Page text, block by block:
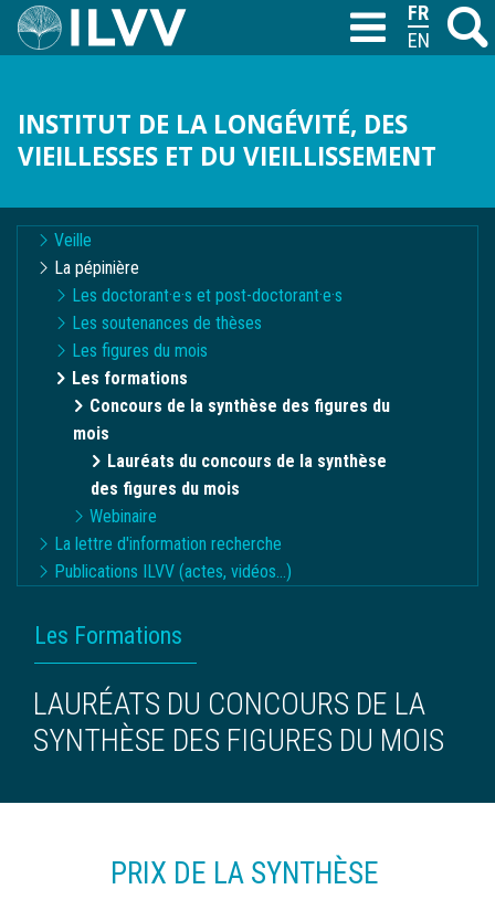
Aller
au
M
INSTITUT DE LA LONGÉVITÉ, DES
VIEILLESSES ET DU VIEILLISSEMENT
T
Navigation
contextuelle
Veille
La pépinière
Les doctorant·e·s et post-doctorant·e·s
Les soutenances de thèses
Les figures du mois
Les formations
Concours de la synthèse des figures du
mois
Lauréats du concours de la synthèse
des figures du mois
Webinaire
La lettre d'information recherche
Publications ILVV (actes, vidéos...)
FIL
D'ARIANE
Les Formations
LAURÉATS DU CONCOURS DE LA
SYNTHÈSE DES FIGURES DU MOIS
PRIX DE LA SYNTHÈSE
FRANÇAIS
ENGLISH